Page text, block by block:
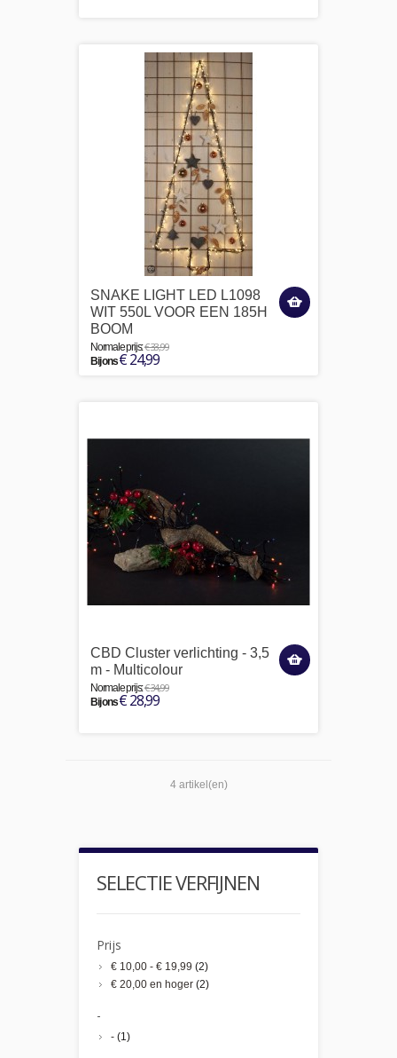
SNAKE LIGHT LED L1098
WIT 550L VOOR EEN 185H
BOOM
Normale prijs:€ 33,99
Bij ons€ 24,99
CBD Cluster verlichting - 3,5
m - Multicolour
Normale prijs:€ 34,99
Bij ons€ 28,99
4 artikel(en)
SELECTIE VERFIJNEN
Prijs
€ 10,00 - € 19,99 (2)
€ 20,00 en hoger (2)
-
- (1)